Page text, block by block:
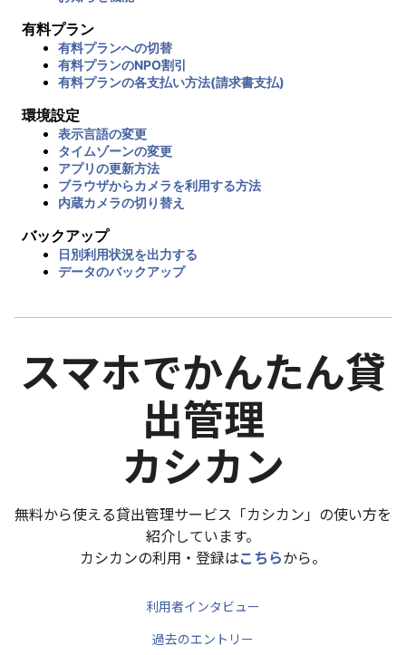
有料プラン
有料プランへの切替
有料プランのNPO割引
有料プランの各支払い方法(請求書支払)
環境設定
表示言語の変更
タイムゾーンの変更
アプリの更新方法
ブラウザからカメラを利用する方法
内蔵カメラの切り替え
バックアップ
日別利用状況を出力する
データのバックアップ
スマホでかんたん貸
出管理
カシカン
無料から使える貸出管理サービス「カシカン」の使い方を
紹介しています。
カシカンの利用・登録はこちらから。
利用者インタビュー
過去のエントリー